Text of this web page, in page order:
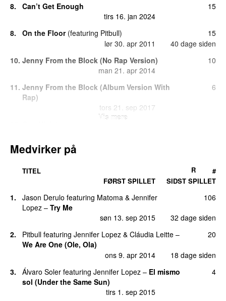
8.
Can’t Get Enough
tirs 16. jan 2024
15
8. On the Floor (featuring Pitbull)
lør 30. apr 2011
40 dage siden
15
10. Jenny From the Block (No Rap Version)
man 21. apr 2014
10
11. Jenny From the Block (Album Version With
Rap)
tors 21. sep 2017
6
13. Jenny From the Block
tors 23. jul 2020
Jenny on the Block (Rap Version)
3
Dance Again (featuring
lør 11. aug 2012
16.
I’m Real
ons 29. sep 2021
2
Vis mere
Medvirker på
TITEL
FØRST SPILLET
SIDST SPILLET
R #
1. Jason Derulo featuring Matoma & Jennifer
Lopez – Try Me
søn 13. sep 2015
32 dage siden
106
2. Pitbull featuring Jennifer Lopez & Cláudia Leitte –
We Are One (Ole, Ola)
ons 9. apr 2014
18 dage siden
20
3. Álvaro Soler featuring Jennifer Lopez – El mismo
sol (Under the Same Sun)
tirs 1. sep 2015
4